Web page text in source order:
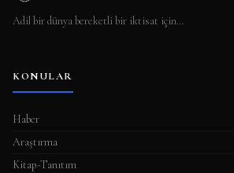
Adil bir dünya bereketli bir iktisat için…
KONULAR
Haber
Araştırma
Kitap-Tanıtım